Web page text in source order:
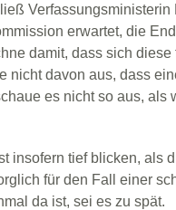
Verfassungsministerin
erwartet, die
damit, dass sich
nicht davon aus, dass
es nicht so aus,
insofern tief blicken, als
für den Fall einer
da ist, sei es zu spät.